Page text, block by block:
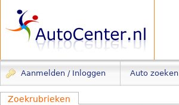
Aanmelden / Inloggen Auto zoeken
Zoekrubrieken